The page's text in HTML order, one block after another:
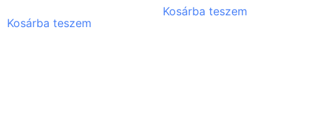
Kosárba teszem
Kosárba teszem